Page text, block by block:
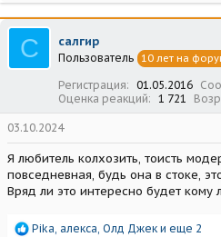
С салгир
Пользователь 10 лет на
Регистрация 01.05.2016
Оценка реакций
1 721
03.10.2024
Я любитель колхозить, тоисть
повседневная, будь она в стоке,
Вряд ли это интересно будет кому
Р
Pika, алекса, Олд Джек и еще 2